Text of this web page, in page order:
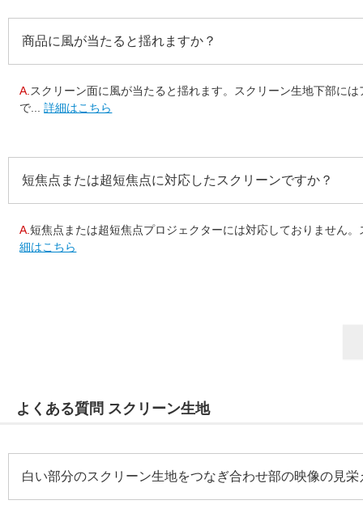
商品に風が当たると揺れますか？
A. スクリーン面に風が当たると揺れます。スクリーン生地下部に
で...詳細はこちら
短焦点または超短焦点に対応したスクリーンですか？
A.短焦点または超短焦点プロジェクターには対応しておりません
細はこちら
よくある質問 スクリーン生地
白い部分のスクリーン生地をつなぎ合わせ部の映像の見栄